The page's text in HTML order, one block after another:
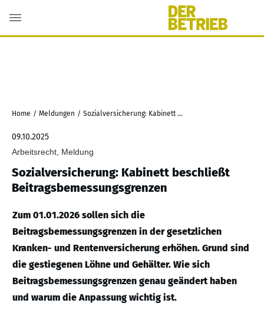
Home / Meldungen / Sozialversicherung: Kabinett beschließt Beitragsbemessungsgrenzen
09.10.2025
Arbeitsrecht, Meldung
Sozialversicherung: Kabinett beschließt
Beitragsbemessungsgrenzen
Zum 01.01.2026 sollen sich die
Beitragsbemessungsgrenzen in der gesetzlichen
Kranken- und Rentenversicherung erhöhen. Grund sind
die gestiegenen Löhne und Gehälter. Wie sich
Beitragsbemessungsgrenzen genau geändert haben
und warum die Anpassung wichtig ist.